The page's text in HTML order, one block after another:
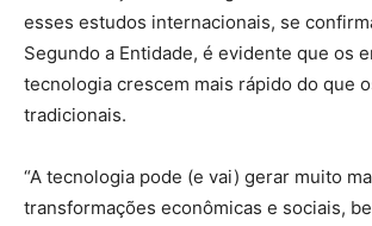
esses estudos internacionais, se
Segundo a Entidade, é evidente que os
tecnologia crescem mais rápido do que
tradicionais.
“A tecnologia pode (e vai) gerar muito
transformações econômicas e sociais,